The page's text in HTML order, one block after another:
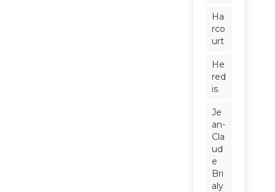
Ha
rco
urt
He
red
is
Je
an-
Cla
ud
e
Bri
aly